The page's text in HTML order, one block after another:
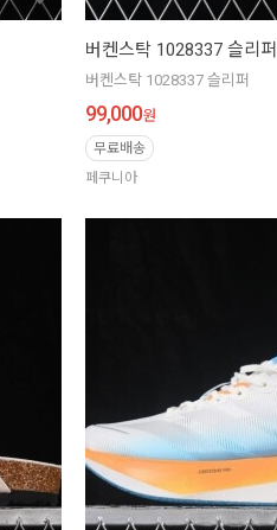
버켄스탁 1028337 슬리퍼
버켄스탁 1028337 슬리퍼
99,000원
무료배송
페쿠니아